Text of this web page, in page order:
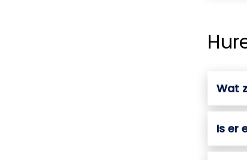
Wat
Is er